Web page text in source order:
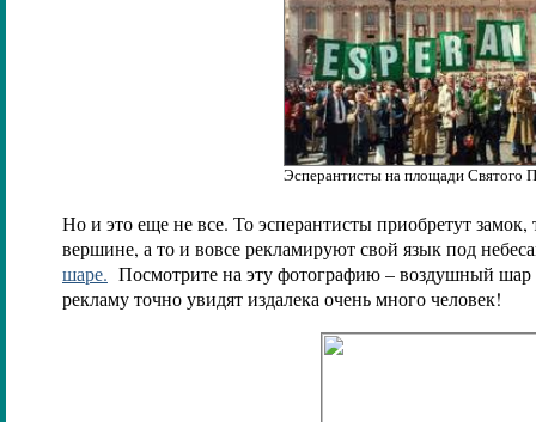
Эсперантисты на площади Святого
Но и это еще не все. То эсперантисты приобретут замок,
вершине, а то и вовсе рекламируют свой язык под
шаре. Посмотрите на эту фотографию – воздушный
рекламу точно увидят издалека очень много человек!